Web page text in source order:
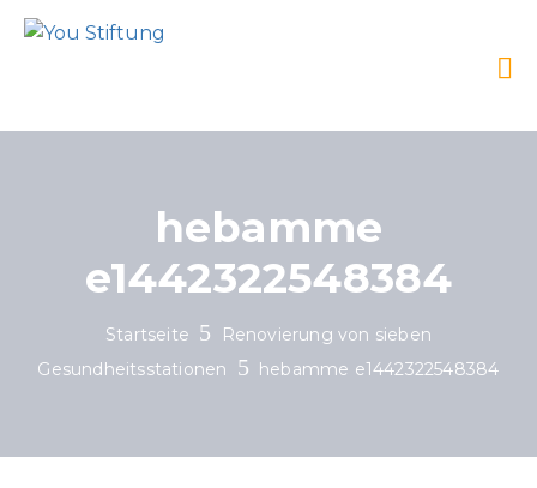
hebamme
e1442322548384
Startseite
Renovierung von sieben
Gesundheitsstationen
hebamme e1442322548384